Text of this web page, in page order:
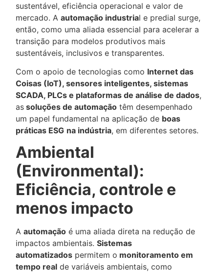
sustentável, eficiência operacional e valor de
mercado. A automação industrial e predial surge,
então, como uma aliada essencial para acelerar a
transição para modelos produtivos mais
sustentáveis, inclusivos e transparentes.
Com o apoio de tecnologias como Internet das
Coisas (IoT), sensores inteligentes, sistemas
SCADA, PLCs e plataformas de análise de dados,
as soluções de automação têm desempenhado
um papel fundamental na aplicação de boas
práticas ESG na indústria, em diferentes setores.
Ambiental
(Environmental):
Eficiência, controle e
menos impacto
A automação é uma aliada direta na redução de
impactos ambientais. Sistemas
automatizados permitem o monitoramento em
tempo real de variáveis ambientais, como